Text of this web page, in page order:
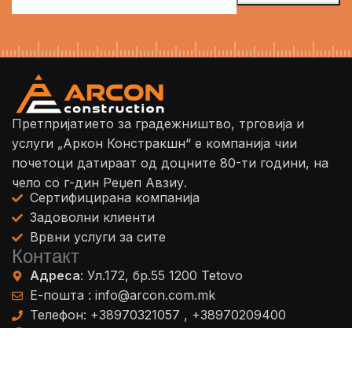
Претпријатието за градежништво, трговија и
услуги „Аркон Констракшн“ е компанија чии
почетоци датираат од доцните 80-ти години, на
чело со г-дин Реџеп Авзиу.
Сертифицирана компанија
Задоволни клиенти
Врвни услуги за сите
Контакт
Адреса: Ул.172, бр.55 1200 Tetovo
Е-пошта : info@arcon.com.mk
Телефон: ‎+38970321057 , ‎+38970209400
Сите страници